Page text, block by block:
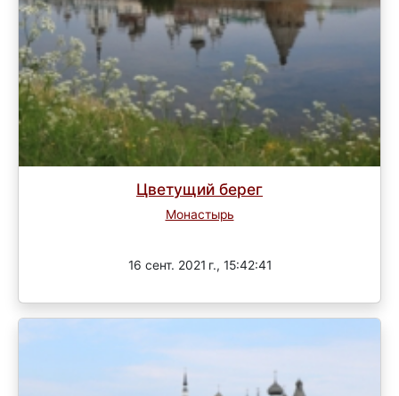
Цветущий берег
Монастырь
16 сент. 2021 г., 15:42:41